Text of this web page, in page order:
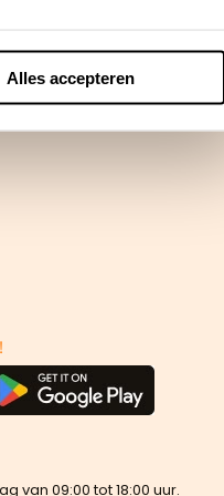
Alles accepteren
van 09:00 tot 18:00 uur.